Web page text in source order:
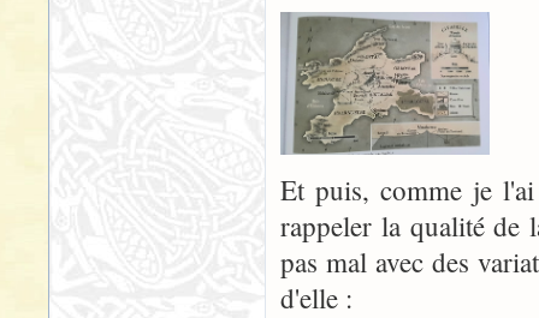
Et puis, comme je
rappeler la qualité de
pas mal avec des
d'elle :